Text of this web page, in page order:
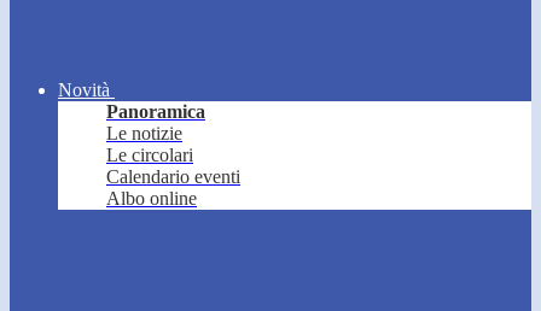
Novità
Panoramica
Le notizie
Le circolari
Calendario eventi
Albo online